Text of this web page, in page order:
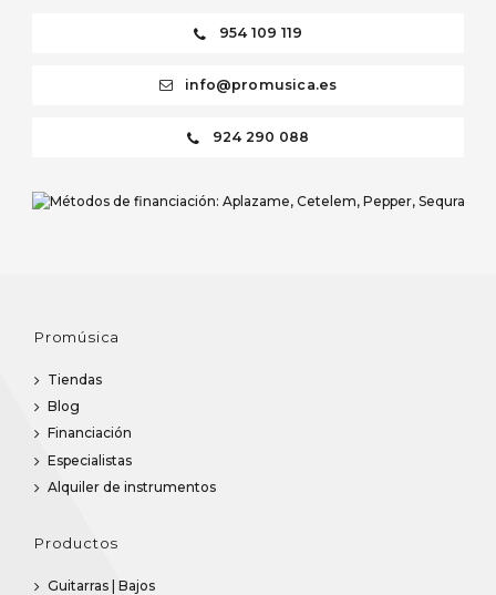
954 109 119
info@promusica.es
924 290 088
Promúsica
Tiendas
Blog
Financiación
Especialistas
Alquiler de instrumentos
Productos
Guitarras | Bajos